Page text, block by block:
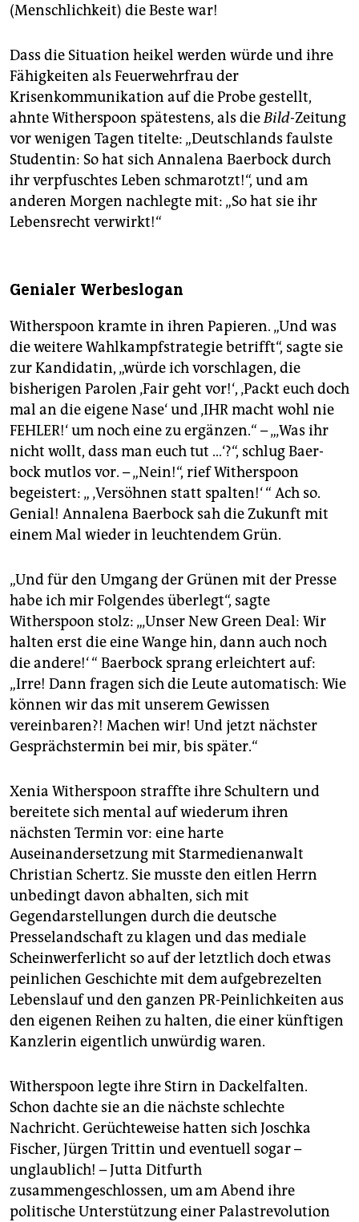
(Menschlichkeit) die Beste war!
Dass die Situation heikel werden würde und ihre
Fähigkeiten als Feuerwehrfrau der
Krisenkommunikation auf die Probe gestellt,
ahnte Witherspoon spätestens, als dieBild-Zeitung
vor wenigen Tagen titelte: „Deutschlands faulste
Studentin: So hat sich Anna­lena Baerbock durch
ihr verpfuschtes Leben schmarotzt!“, und am
anderen Morgen nachlegte mit: „So hat sie ihr
Lebensrecht verwirkt!“
Genialer Werbeslogan
Witherspoon kramte in ihren Papieren. „Und was
die weitere Wahlkampfstrategie betrifft“, sagte sie
zur Kandidatin, „würde ich vorschlagen, die
bisherigen Parolen ‚Fair geht vor!‘, ‚Packt euch doch
mal an die eigene Nase‘ und ‚IHR macht wohl nie
FEHLER!‘ um noch eine zu ergänzen.“ – „‚Was ihr
nicht wollt, dass man euch tut …‘?“, schlug Baer­
bock mutlos vor. – „Nein!“, rief Witherspoon
begeistert: „ ‚Versöhnen statt spalten!‘ “ Ach so.
Genial! Anna­lena Baerbock sah die Zukunft mit
einem Mal wieder in leuchtendem Grün.
„Und für den Umgang der Grünen mit der Presse
habe ich mir Folgendes überlegt“, sagte
Witherspoon stolz: „‚Unser New Green Deal: Wir
halten erst die eine Wange hin, dann auch noch
die andere!‘ “ Baerbock sprang erleichtert auf:
„Irre! Dann fragen sich die Leute automatisch: Wie
können wir das mit unserem Gewissen
vereinbaren?! Machen wir! Und jetzt nächster
Gesprächstermin bei mir, bis später.“
Xenia Witherspoon straffte ihre Schultern und
bereitete sich mental auf wiederum ihren
nächsten Termin vor: eine harte
Auseinandersetzung mit Starmedienanwalt
Christian Schertz. Sie musste den eitlen Herrn
unbedingt davon abhalten, sich mit
Gegendarstellungen durch die deutsche
Presselandschaft zu klagen und das mediale
Scheinwerferlicht so auf der letztlich doch etwas
peinlichen Geschichte mit dem aufgebrezelten
Lebenslauf und den ganzen PR-Peinlichkeiten aus
den eigenen Reihen zu halten, die einer künftigen
Kanzlerin eigentlich unwürdig waren.
Witherspoon legte ihre Stirn in Dackelfalten.
Schon dachte sie an die nächste schlechte
Nachricht. Gerüchteweise hatten sich Joschka
Fischer, Jürgen Trittin und eventuell sogar –
unglaublich! – Jutta Ditfurth
zusammengeschlossen, um am Abend ihre
politische Unterstützung einer Palastrevolution